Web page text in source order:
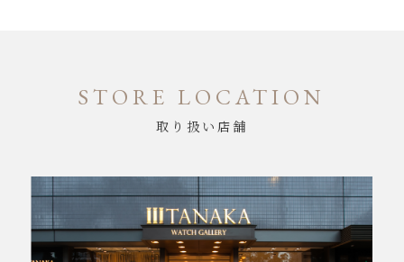
STORE LOCATION
取り扱い店舗